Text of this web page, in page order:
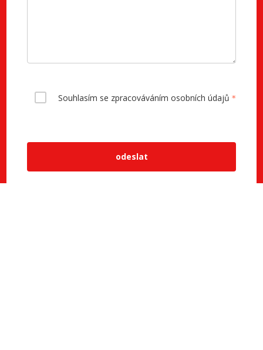
Souhlasím se zpracováváním osobních údajů
odeslat